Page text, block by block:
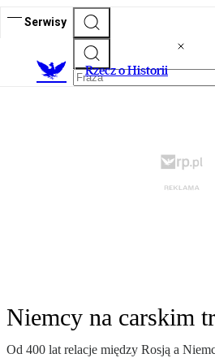
Serwisy
Rzecz o Historii
Niemcy na carskim
Od 400 lat relacje między Rosją a